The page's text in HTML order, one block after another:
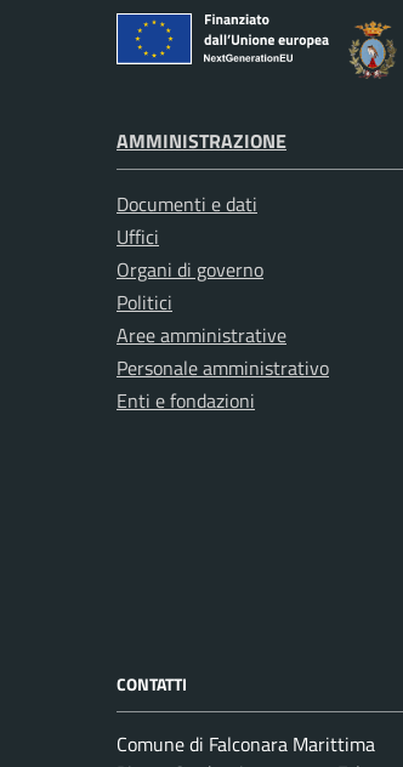
AMMINISTRAZIONE
Documenti e dati
Uffici
Organi di governo
Politici
Aree amministrative
Personale amministrativo
Enti e fondazioni
CONTATTI
Comune di Falconara Marittima